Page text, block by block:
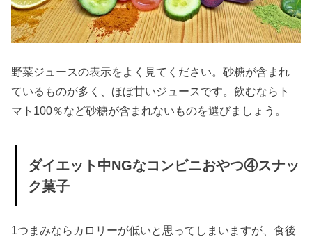
野菜ジュースの表示をよく見てください。砂糖が含まれ
ているものが多く、ほぼ甘いジュースです。飲むならト
マト100％など砂糖が含まれないものを選びましょう。
ダイエット中NGなコンビニおやつ④スナッ
ク菓子
1つまみならカロリーが低いと思ってしまいますが、食後